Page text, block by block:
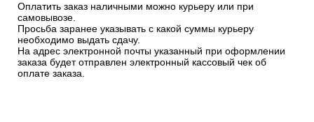
Оплатить заказ наличными можно курьеру или при
самовывозе.
Просьба заранее указывать с какой суммы курьеру
необходимо выдать сдачу.
На адрес электронной почты указанный при оформлении
заказа будет отправлен электронный кассовый чек об
оплате заказа.